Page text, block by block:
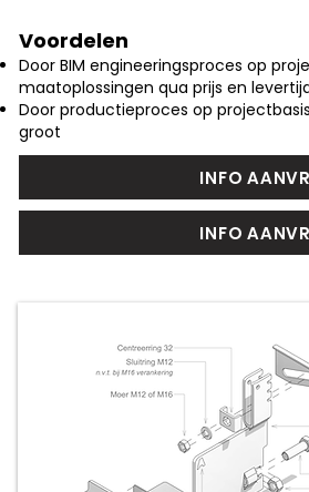
Voordelen
Door BIM engineeringsproces op
maatoplossingen qua prijs en
Door productieproces op
groot
INFO
INFO